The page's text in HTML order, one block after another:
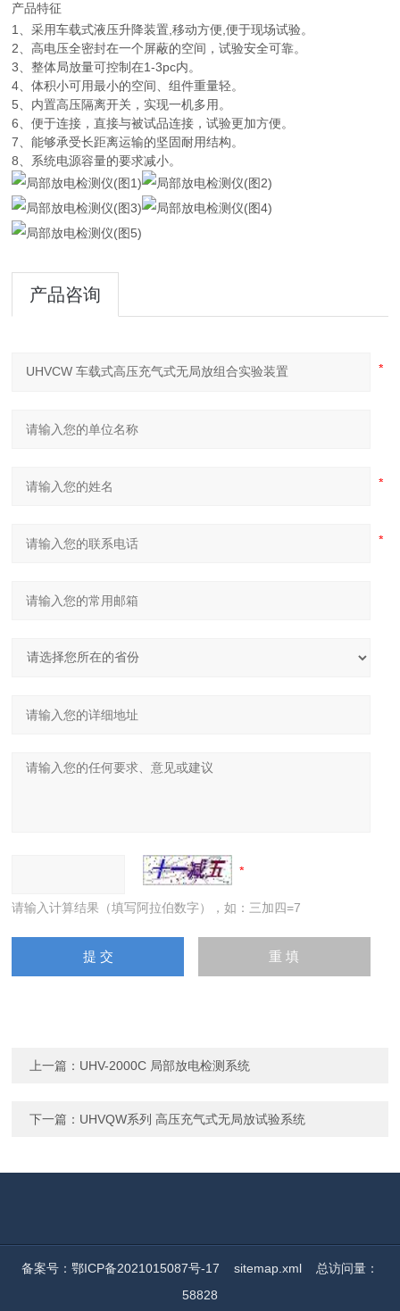
产品特征
1、采用车载式液压升降装置,移动方便,便于现场试验。
2、高电压全密封在一个屏蔽的空间，试验安全可靠。
3、整体局放量可控制在1-3pc内。
4、体积小可用最小的空间、组件重量轻。
5、内置高压隔离开关，实现一机多用。
6、便于连接，直接与被试品连接，试验更加方便。
7、能够承受长距离运输的坚固耐用结构。
8、系统电源容量的要求减小。
产品咨询
请输入计算结果（填写阿拉伯数字），如：三加四=7
上一篇： UHV-2000C 局部放电检测系统
下一篇： UHVQW系列 高压充气式无局放试验系统
备案号：鄂ICP备2021015087号-17 sitemap.xml总访问量：
58828